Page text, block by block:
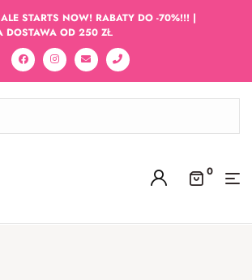
STARTS NOW! RABATY DO -70%!!! |
DOSTAWA OD 250 ZŁ
0